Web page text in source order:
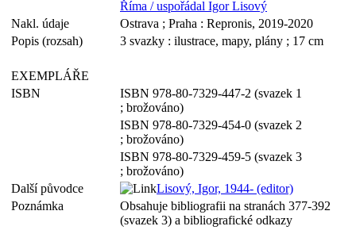
Říma / uspořádal Igor Lisový
Nakl. údaje
Ostrava ; Praha : Repronis, 2019-2020
Popis (rozsah)
3 svazky : ilustrace, mapy, plány ; 17 cm
EXEMPLÁŘE
ISBN
ISBN 978-80-7329-447-2 (svazek 1
; brožováno)
ISBN 978-80-7329-454-0 (svazek 2
; brožováno)
ISBN 978-80-7329-459-5 (svazek 3
; brožováno)
Další původce
Lisový, Igor, 1944- (editor)
Poznámka
Obsahuje bibliografii na stranách 377-392
(svazek 3) a bibliografické odkazy